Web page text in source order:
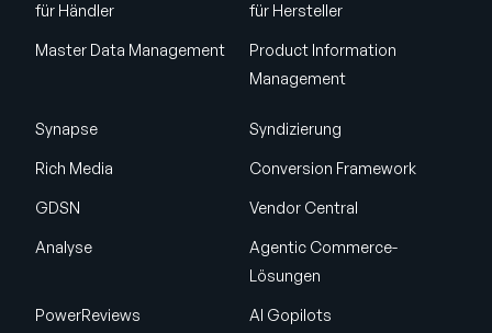
für Händler
für Hersteller
Master Data Management
Product Information
Management
Synapse Syndizierung
Rich Media Conversion Framework
GDSN Vendor Central
Analyse
Agentic Commerce-
Lösungen
PowerReviews AI Gopilots